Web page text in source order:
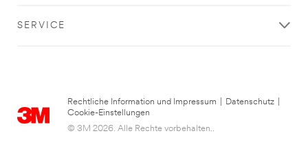
SERVICE
Rechtliche Information und Impressum Datenschutz
Cookie-Einstellungen
© 3M 2026. Alle Rechte vorbehalten..